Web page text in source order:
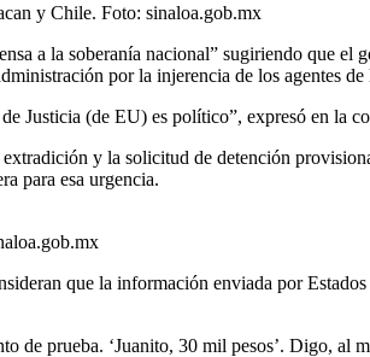
y Chile. Foto: sinaloa.gob.mx
a la soberanía nacional” sugiriendo que
por la injerencia de los agentes
Justicia (de EU) es político”, expresó en la
y la solicitud de detención
para esa urgencia.
que la información enviada por
prueba. ‘Juanito, 30 mil pesos’. Digo, al